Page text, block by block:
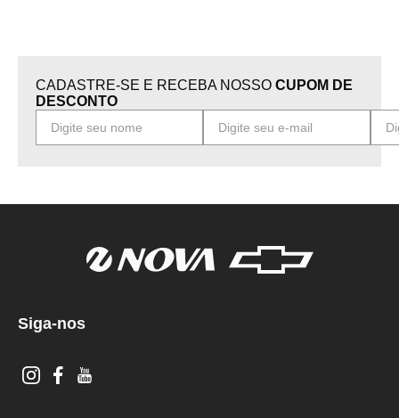
CADASTRE-SE E RECEBA NOSSO CUPOM DE
DESCONTO
Siga-nos